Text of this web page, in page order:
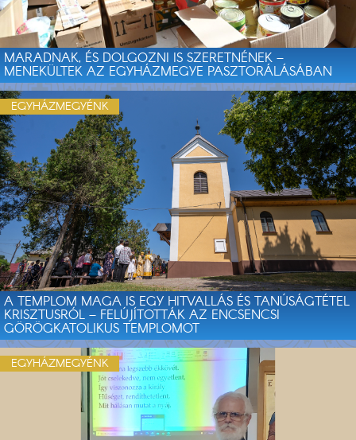
MARADNAK, ÉS DOLGOZNI IS SZERETNÉNEK –
MENEKÜLTEK AZ EGYHÁZMEGYE PASZTORÁLÁSÁBAN
A TEMPLOM MAGA IS EGY HITVALLÁS ÉS TANÚSÁGTÉTEL
KRISZTUSRÓL – FELÚJÍTOTTÁK AZ ENCSENCSI
GÖRÖGKATOLIKUS TEMPLOMOT
EGYHÁZMEGYÉNK
EGYHÁZMEGYÉNK